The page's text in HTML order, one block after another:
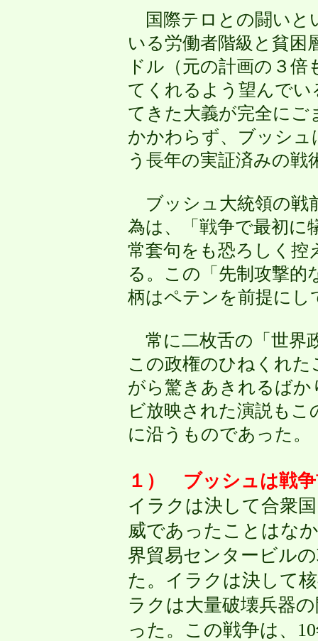
国際テロとの闘いと
いる労働者階級と貧困
ドル（元の計画の３
てくれるよう望んで
てきた大義が完全に
かかわらず、ブッシ
う長年の実証済みの戦
ブッシュ大統領の戦
為は、「戦争で最初に
常套句をも恐ろしく控
る。この「先制攻撃的
柄はペテンを前提にし
常に二枚舌の「世界
この政権のひねくれ
がら驚きあきれるば
ビ放映された演説も
に沿うものであった。
１） ブッシュは戦
イラクは決して合衆
威であったことはな
界貿易センタービル
た。イラクは決して
ラクは大量破壊兵器
った。この戦争は、